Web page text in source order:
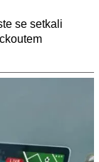
se setkali